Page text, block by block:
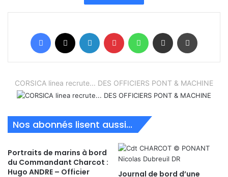
Facebook Linkedin Pinterest WhatsAppPartager par email
CORSICA linea recrute... DES OFFICIERS PONT & MACHINE
Nos abonnés lisent aussi...
Portraits de marins à bord
du Commandant Charcot :
Hugo ANDRE – Officier
Journal de bord d’une